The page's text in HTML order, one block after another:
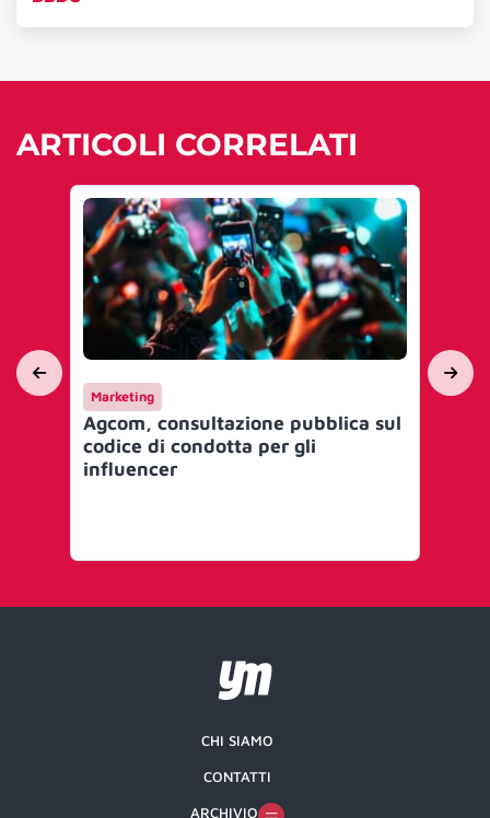
ARTICOLI CORRELATI
Marketing
Agcom, consultazione pubblica sul
codice di condotta per gli
influencer
CHI SIAMO
CONTATTI
ARCHIVIO